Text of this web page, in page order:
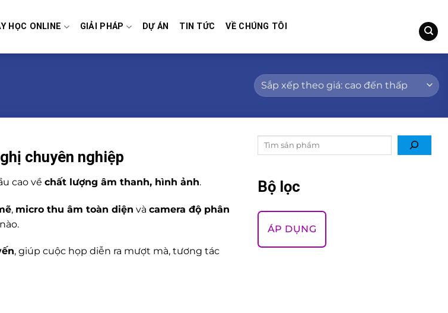
HỌC ONLINE GIẢI PHÁP DỰ ÁN TIN TỨC VỀ CHÚNG TÔI
chuyên nghiệp
cao về chất lượng âm thanh, hình ảnh.
, micro thu âm toàn diện và camera độ phân
, giúp cuộc họp diễn ra mượt mà, tương tác
Tìm
kiếm
phẩm
Bộ lọc
ÁP DỤNG